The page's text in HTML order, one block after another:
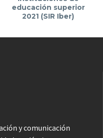
educación superior
2021 (SIR Iber)
y comunicación